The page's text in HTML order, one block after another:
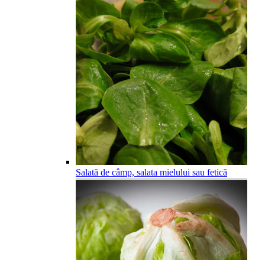
Salată de câmp, salata mielului sau fetică